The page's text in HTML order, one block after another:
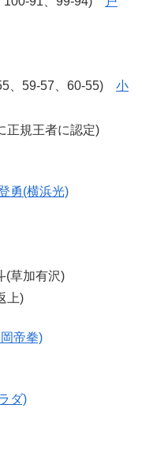
、59-57、60-55) 小
正規王者に認定)
勇(横浜光)
草加有沢)
上)
帝拳)
ダ)